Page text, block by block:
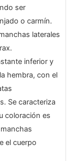
ser
o carmín.
laterales
inferior y
hembra, con el
Se caracteriza
coloración es
el cuerpo